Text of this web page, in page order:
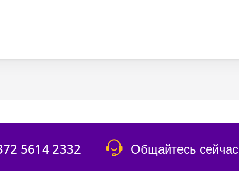
5614 2332 Общайтесь сейчас